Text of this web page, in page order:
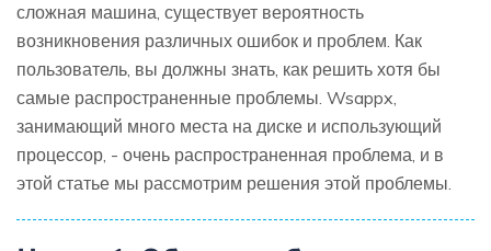
сложная машина, существует вероятность
возникновения различных ошибок и проблем. Как
пользователь, вы должны знать, как решить хотя бы
самые распространенные проблемы. Wsappx,
занимающий много места на диске и использующий
процессор, - очень распространенная проблема, и в
этой статье мы рассмотрим решения этой проблемы.